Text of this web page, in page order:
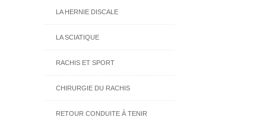
LA HERNIE DISCALE
LA SCIATIQUE
RACHIS ET SPORT
CHIRURGIE DU RACHIS
RETOUR CONDUITE À TENIR